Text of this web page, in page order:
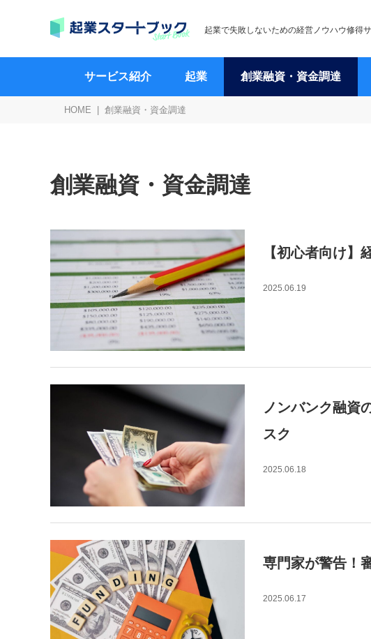
起業で失敗しないための経営ノウハウ修得
サービス紹介 起業 創業融資・資金調達
HOME 創業融資・資金調達
創業融資・資金調達
【初心者向け】
2025.06.19
ノンバンク融資
スク
2025.06.18
専門家が警告！
2025.06.17